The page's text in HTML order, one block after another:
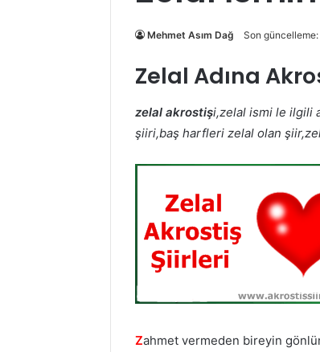
Mehmet Asım Dağ Son
Zelal Adına
zelal akrostişi,zelal ismi le ilgili
şiiri,baş harfleri zelal olan
Zahmet vermeden bireyin